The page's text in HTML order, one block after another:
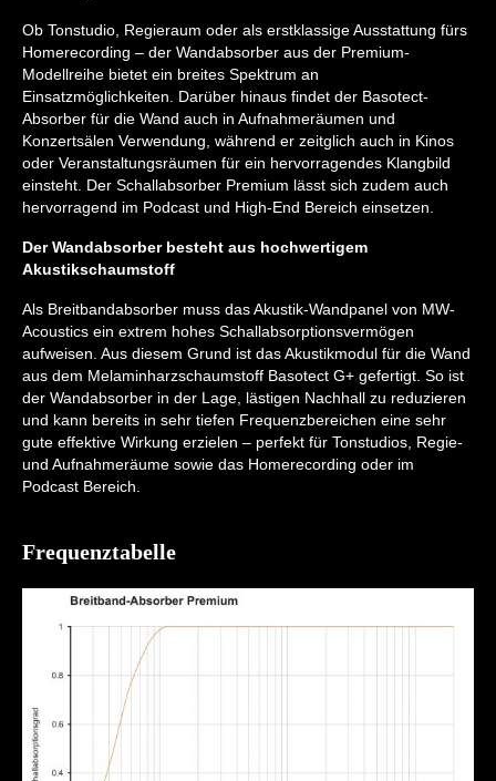
Ob Tonstudio, Regieraum oder als erstklassige Ausstattung fürs
Homerecording – der Wandabsorber aus der Premium-
Modellreihe bietet ein breites Spektrum an
Einsatzmöglichkeiten. Darüber hinaus findet der Basotect-
Absorber für die Wand auch in Aufnahmeräumen und
Konzertsälen Verwendung, während er zeitglich auch in Kinos
oder Veranstaltungsräumen für ein hervorragendes Klangbild
einsteht. Der Schallabsorber Premium lässt sich zudem auch
hervorragend im Podcast und High-End Bereich einsetzen.
Der Wandabsorber besteht aus hochwertigem
Akustikschaumstoff
Als Breitbandabsorber muss das Akustik-Wandpanel von MW-
Acoustics ein extrem hohes Schallabsorptionsvermögen
aufweisen. Aus diesem Grund ist das Akustikmodul für die Wand
aus dem Melaminharzschaumstoff Basotect G+ gefertigt. So ist
der Wandabsorber in der Lage, lästigen Nachhall zu reduzieren
und kann bereits in sehr tiefen Frequenzbereichen eine sehr
gute effektive Wirkung erzielen – perfekt für Tonstudios, Regie-
und Aufnahmeräume sowie das Homerecording oder im
Podcast Bereich.
Frequenztabelle